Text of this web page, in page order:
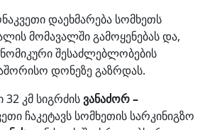
დაეხმარება სომხეთს
მომავალში გამოყენებას და,
შესაძლებლობების
დონეზე გაზრდას.
კმ სიგრძისვანაძორ –
ჩაკეტავს სომხეთის სარკინიგზო